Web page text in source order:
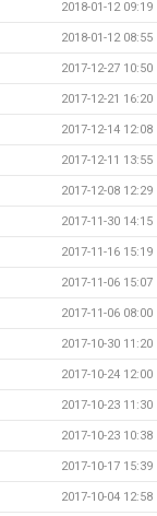
2018-01-12 09:19
2018-01-12 08:55
2017-12-27 10:50
2017-12-21 16:20
2017-12-14 12:08
2017-12-11 13:55
2017-12-08 12:29
2017-11-30 14:15
2017-11-16 15:19
2017-11-06 15:07
2017-11-06 08:00
2017-10-30 11:20
2017-10-24 12:00
2017-10-23 11:30
2017-10-23 10:38
2017-10-17 15:39
2017-10-04 12:58